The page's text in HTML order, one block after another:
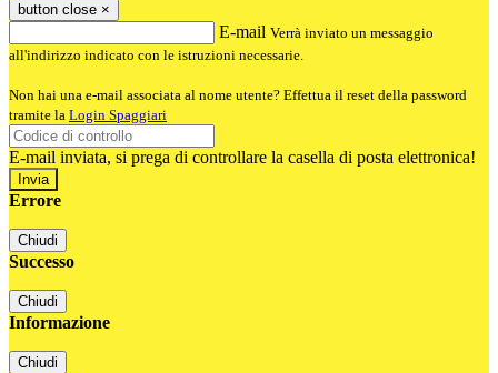
button close ×
E-mail Verrà inviato un messaggio
all'indirizzo indicato con le istruzioni necessarie.
Non hai una e-mail associata al nome utente? Effettua il reset della password
tramite la Login Spaggiari
E-mail inviata, si prega di controllare la casella di posta elettronica!
Errore
Chiudi
Successo
Chiudi
Informazione
Chiudi